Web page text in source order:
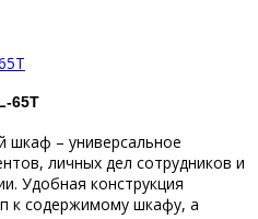
65T
шкаф – универсальное
личных дел сотрудников и
Удобная конструкция
к содержимому шкафу, а